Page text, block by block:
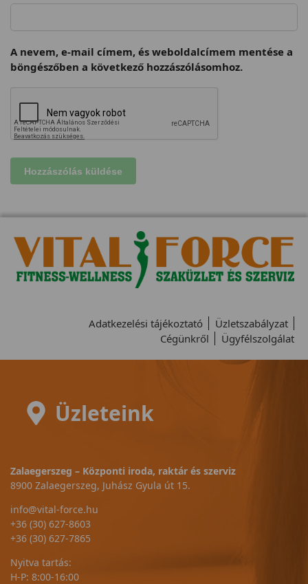
A nevem, e-mail címem, és weboldalcímem mentése a
böngészőben a következő hozzászólásomhoz.
Adatkezelési tájékoztató
Üzletszabályzat
Cégünkről
Ügyfélszolgálat
Üzleteink
Zalaegerszeg – Központi iroda, raktár és szerviz
8900 Zalaegerszeg, Juhász Gyula út 15.
info@vital-force.hu
+36 (30) 627-8603
+36 (30) 627-7865
Nyitva tartás:
H-P: 8:00-16:00